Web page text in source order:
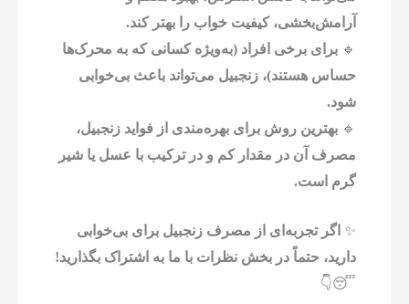
آرامش‌بخشی، کیفیت خواب را بهتر کند.
🔹برای برخی افراد (به‌ویژه کسانی که به محرک‌ها
حساس هستند)، زنجبیل می‌تواند باعث بی‌خوابی
شود.
🔹بهترین روش برای بهره‌مندی از فواید زنجبیل،
مصرف آن در مقدار کم و در ترکیب با عسل یا شیر
گرم است.
✨ اگر تجربه‌ای از مصرف زنجبیل برای بی‌خوابی
دارید، حتماً در بخش نظرات با ما به اشتراک بگذارید!
😴👇